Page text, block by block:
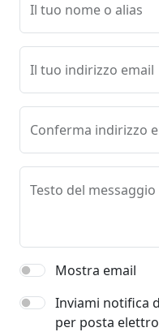
Il tuo nome o alias
Il tuo indirizzo email
Conferma indirizzo
Testo del messaggio
Mostra email
Inviami notifica
per posta